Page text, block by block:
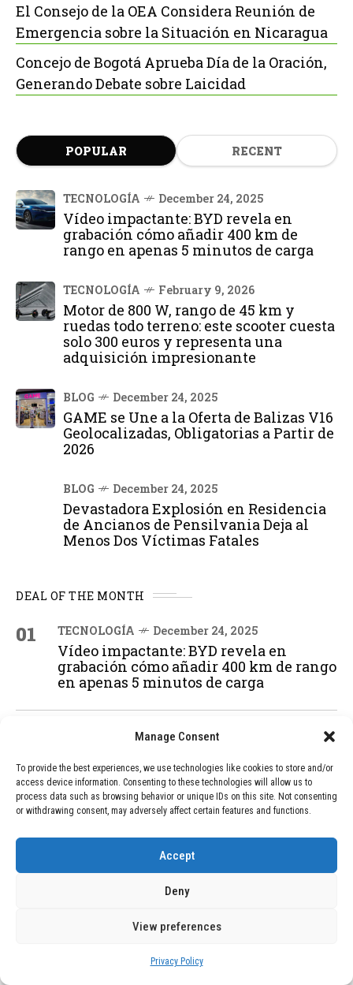
Manage Consent
To provide the best experiences, we use technologies like cookies to store and/or
access device information. Consenting to these technologies will allow us to
process data such as browsing behavior or unique IDs on this site. Not consenting
or withdrawing consent, may adversely affect certain features and functions.
Accept
Deny
View preferences
Privacy Policy
El Consejo de la OEA Considera Reunión de
Emergencia sobre la Situación en Nicaragua
Concejo de Bogotá Aprueba Día de la Oración,
Generando Debate sobre Laicidad
POPULAR RECENT
TECNOLOGÍA December 24, 2025
Vídeo impactante: BYD revela en
grabación cómo añadir 400 km de
rango en apenas 5 minutos de carga
TECNOLOGÍA February 9, 2026
Motor de 800 W, rango de 45 km y
ruedas todo terreno: este scooter cuesta
solo 300 euros y representa una
adquisición impresionante
BLOG December 24, 2025
GAME se Une a la Oferta de Balizas V16
Geolocalizadas, Obligatorias a Partir de
2026
BLOG December 24, 2025
Devastadora Explosión en Residencia
de Ancianos de Pensilvania Deja al
Menos Dos Víctimas Fatales
DEAL OF THE MONTH
01 TECNOLOGÍA December 24, 2025
Vídeo impactante: BYD revela en
grabación cómo añadir 400 km de rango
en apenas 5 minutos de carga
February 9, 2026
ruedas todo terreno: este scooter cuesta
solo 300 euros y representa una
adquisición impresionante
03 December 24, 2025
GAME se Une a la Oferta de Balizas V16
Geolocalizadas, Obligatorias a Partir de
December 24, 2025